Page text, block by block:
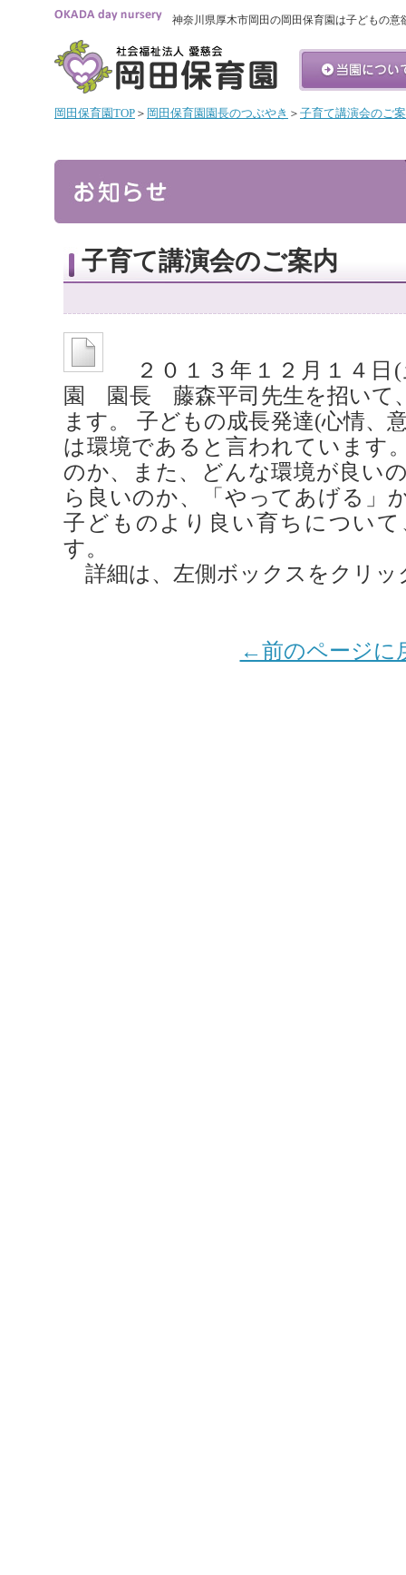
神奈川県厚木市岡田の岡田保育園は子どもの意
岡田保育園TOP ＞ 岡田保育園園長のつぶやき ＞ 子育て講演会のご
子育て講演会のご案内
２０１３年１２月１４日
園 園長 藤森平司先生を招いて
ます。 子どもの成長発達(心情、
は環境であると言われています
のか、また、どんな環境が良い
ら良いのか、「やってあげる」
子どものより良い育ちについ
す。
詳細は、左側ボックスをクリッ
←前のページに